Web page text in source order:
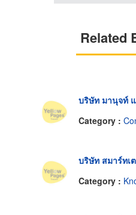
Related
บริษัท มานุจท์
Category :
บริษัท สมาร์ทเ
Category :